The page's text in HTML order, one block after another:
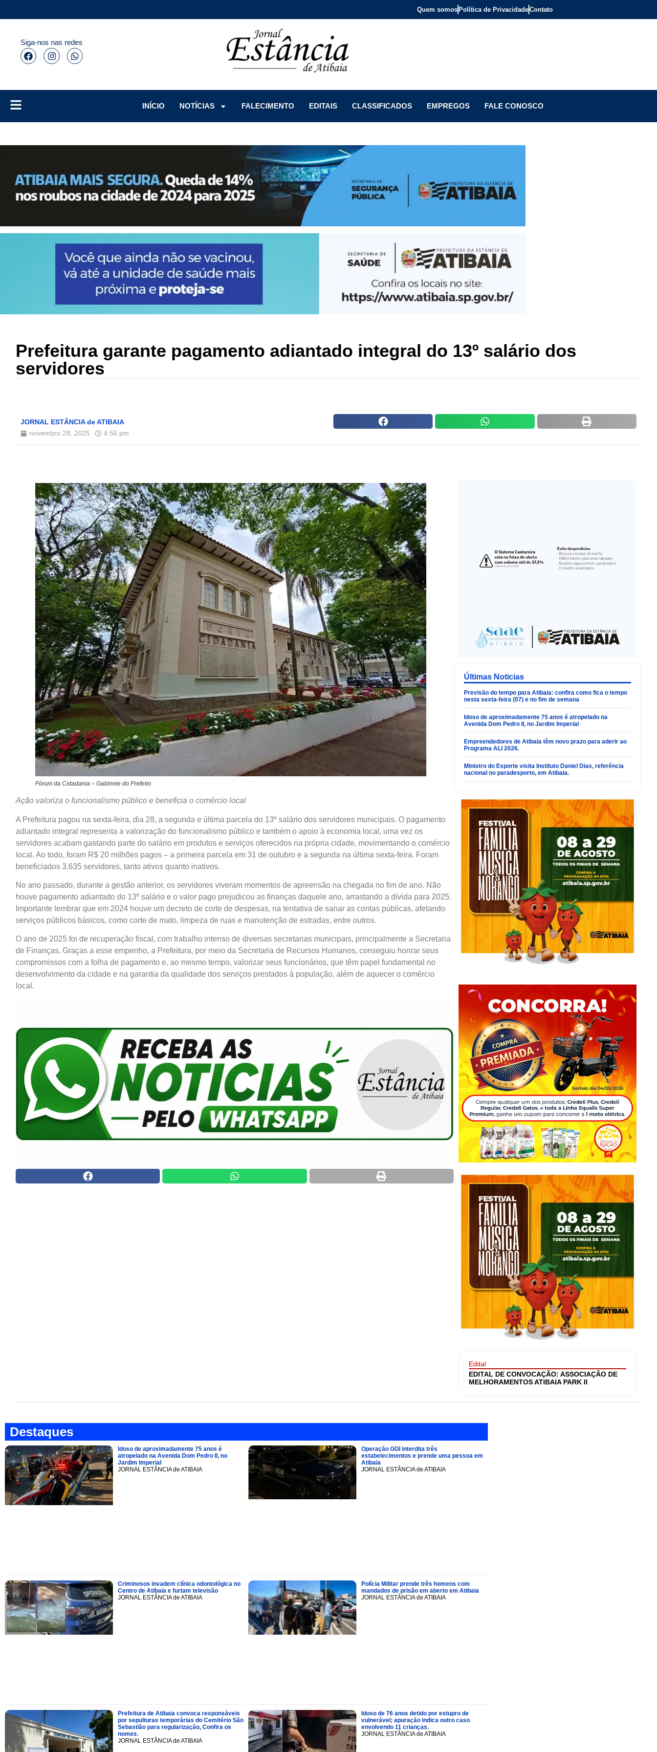
Quem somos Política de PrivacidadeContato
Siga-nos nas redes
INÍCIO
NOTÍCIAS FALECIMENTO EDITAIS CLASSIFICADOS EMPREGOS FALE CONOSCO
Prefeitura garante pagamento adiantado integral do 13º salário dos
servidores
JORNAL ESTÂNCIA de ATIBAIA
novembro 28, 2025
4:56 pm
Fórum da Cidadania – Gabinete do Prefeito
Ação valoriza o funcionalismo público e beneficia o comércio local
A Prefeitura pagou na sexta-feira, dia 28, a segunda e última parcela do 13º salário dos servidores municipais. O pagamento
adiantado integral representa a valorização do funcionalismo público e também o apoio à economia local, uma vez os
servidores acabam gastando parte do salário em produtos e serviços oferecidos na própria cidade, movimentando o comércio
local. Ao todo, foram R$ 20 milhões pagos – a primeira parcela em 31 de outubro e a segunda na última sexta-feira. Foram
beneficiados 3.635 servidores, tanto ativos quanto inativos.
No ano passado, durante a gestão anterior, os servidores viveram momentos de apreensão na chegada no fim de ano. Não
houve pagamento adiantado do 13º salário e o valor pago prejudicou as finanças daquele ano, arrastando a dívida para 2025.
Importante lembrar que em 2024 houve um decreto de corte de despesas, na tentativa de sanar as contas públicas, afetando
serviços públicos básicos, como corte de mato, limpeza de ruas e manutenção de estradas, entre outros.
O ano de 2025 foi de recuperação fiscal, com trabalho intenso de diversas secretarias municipais, principalmente a Secretaria
de Finanças. Graças a esse empenho, a Prefeitura, por meio da Secretaria de Recursos Humanos, conseguiu honrar seus
compromissos com a folha de pagamento e, ao mesmo tempo, valorizar seus funcionários, que têm papel fundamental no
desenvolvimento da cidade e na garantia da qualidade dos serviços prestados à população, além de aquecer o comércio
local.
Últimas Noticias
Previsão do tempo para Atibaia: confira como fica o tempo
nesta sexta-feira (07) e no fim de semana
Idoso de aproximadamente 75 anos é atropelado na
Avenida Dom Pedro II, no Jardim Imperial
Empreendedores de Atibaia têm novo prazo para aderir ao
Programa ALI 2026.
Ministro do Esporte visita Instituto Daniel Dias, referência
nacional no paradesporto, em Atibaia.
Edital
EDITAL DE CONVOCAÇÃO: ASSOCIAÇÃO DE
MELHORAMENTOS ATIBAIA PARK II
Destaques
Idoso de aproximadamente 75 anos é
atropelado na Avenida Dom Pedro II, no
Jardim Imperial
JORNAL ESTÂNCIA de ATIBAIA
Operação GGI interdita três
estabelecimentos e prende uma pessoa em
Atibaia
JORNAL ESTÂNCIA de ATIBAIA
Criminosos invadem clínica odontológica no
Centro de Atibaia e furtam televisão
JORNAL ESTÂNCIA de ATIBAIA
Polícia Militar prende três homens com
mandados de prisão em aberto em Atibaia
JORNAL ESTÂNCIA de ATIBAIA
Prefeitura de Atibaia convoca responsáveis
por sepulturas temporárias do Cemitério São
Sebastião para regularização, Confira os
nomes.
JORNAL ESTÂNCIA de ATIBAIA
Idoso de 76 anos detido por estupro de
vulnerável; apuração indica outro caso
envolvendo 11 crianças.
JORNAL ESTÂNCIA de ATIBAIA